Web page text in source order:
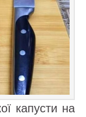
капусти на